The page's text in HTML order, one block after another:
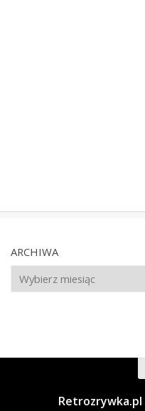
ARCHIWA
Archiwa
Retrozrywka.pl